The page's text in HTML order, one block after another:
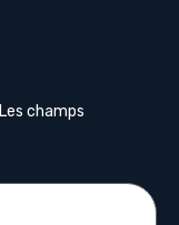
Les champs